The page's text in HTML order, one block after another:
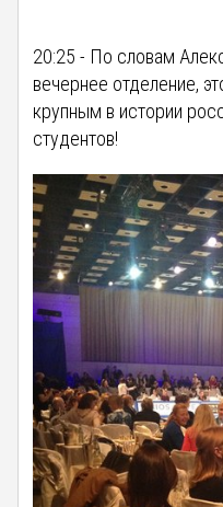
20:25 - По словам
вечернее отделение,
крупным в истории
студентов!